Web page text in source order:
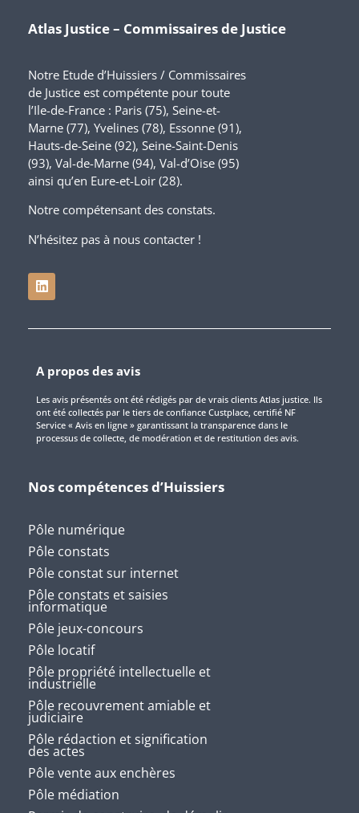
Atlas Justice – Commissaires de Justice
Notre Etude d’Huissiers / Commissaires
de Justice est compétente pour toute
l’Ile-de-France : Paris (75), Seine-et-
Marne (77), Yvelines (78), Essonne (91),
Hauts-de-Seine (92), Seine-Saint-Denis
(93), Val-de-Marne (94), Val-d’Oise (95)
ainsi qu’en Eure-et-Loir (28).
Notre compétensant des constats.
N’hésitez pas à nous contacter !
A propos des avis
Les avis présentés ont été rédigés par de vrais clients Atlas justice. Ils
ont été collectés par le tiers de confiance Custplace, certifié NF
Service « Avis en ligne » garantissant la transparence dans le
processus de collecte, de modération et de restitution des avis.
Nos compétences d’Huissiers
Pôle numérique
Pôle constats
Pôle constat sur internet
Pôle constats et saisies
informatique
Pôle jeux-concours
Pôle locatif
Pôle propriété intellectuelle et
industrielle
Pôle recouvrement amiable et
judiciaire
Pôle rédaction et signification
des actes
Pôle vente aux enchères
Pôle médiation